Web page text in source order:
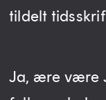
tildelt
Ja, ære være